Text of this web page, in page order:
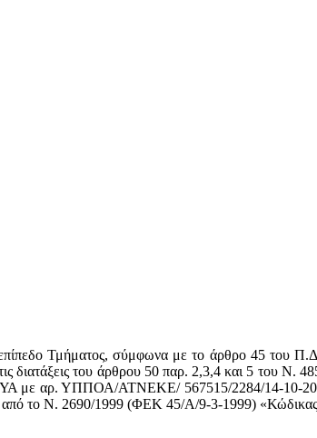
Τμήματος, σύμφωνα με το άρθρο 45 του
διατάξεις του άρθρου 50 παρ. 2,3,4 και 5 του
της ΥΑ με αρ. ΥΠΠΟΑ/ΑΤΝΕΚΕ/ 567515/2284/14-
το Ν. 2690/1999 (ΦΕΚ 45/Α/9-3-1999) «Κώδικας